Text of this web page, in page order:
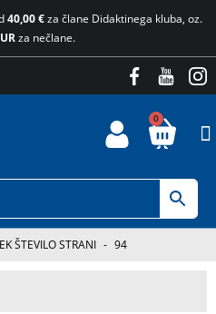
40,00 €za člane Didaktinega kluba, oz.
za nečlane.
0
ŠTEVILO STRANI - 94